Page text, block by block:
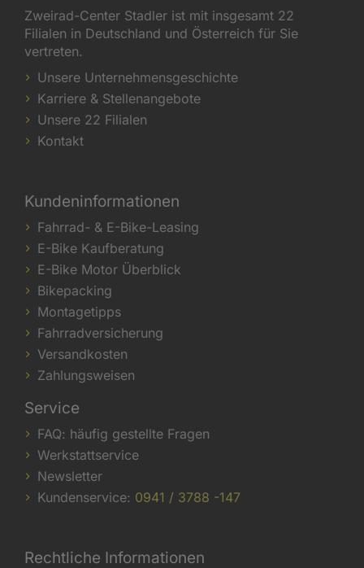
Zweirad-Center Stadler ist mit insgesamt 22
Filialen in Deutschland und Österreich für Sie
vertreten.
Unsere Unternehmensgeschichte
Karriere & Stellenangebote
Unsere 22 Filialen
Kontakt
Kundeninformationen
Fahrrad- & E-Bike-Leasing
E-Bike Kaufberatung
E-Bike Motor Überblick
Bikepacking
Montagetipps
Fahrradversicherung
Versandkosten
Zahlungsweisen
Service
FAQ: häufig gestellte Fragen
Werkstattservice
Newsletter
Kundenservice: 0941 / 3788 -147
Rechtliche Informationen